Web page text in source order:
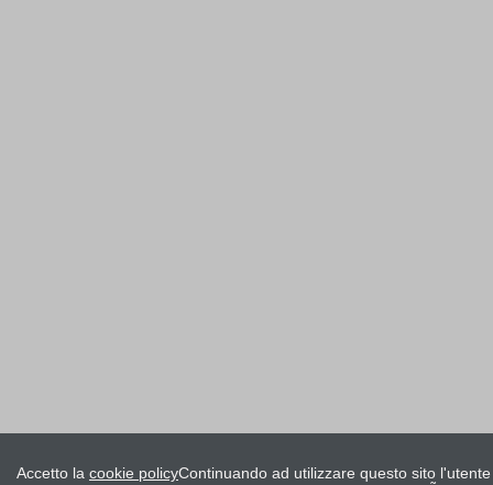
Accetto la cookie policyContinuando ad utilizzare questo sito